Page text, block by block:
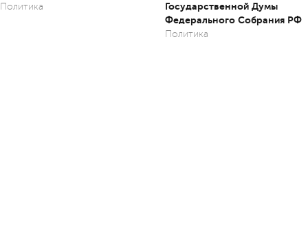
Политика
Государственной Думы
Федерального Собрания РФ
Политика